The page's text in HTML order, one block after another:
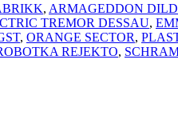
, ARMAGEDDON
TREMOR DESSAU,
, ORANGE SECTOR,
REJEKTO,